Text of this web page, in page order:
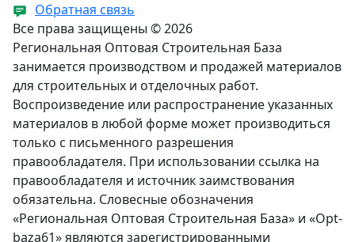
Обратная связь
Все права защищены © 2026
Региональная Оптовая Строительная База
занимается производством и продажей материалов
для строительных и отделочных работ.
Воспроизведение или распространение указанных
материалов в любой форме может производиться
только с письменного разрешения
правообладателя. При использовании ссылка на
правообладателя и источник заимствования
обязательна. Словесные обозначения
«Региональная Оптовая Строительная База» и «Opt-
baza61» являются зарегистрированными